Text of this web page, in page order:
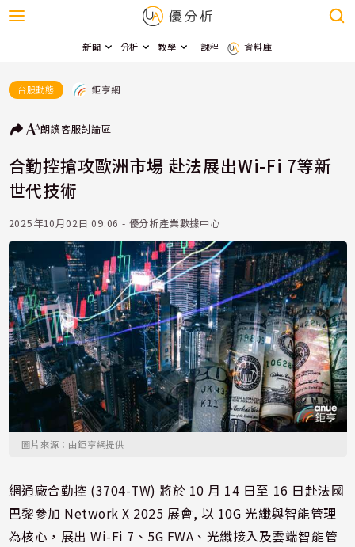
新聞 分析 教學 課程 資料庫
台股動態 鉅亨網
朗讀客服討論區
合勤控搶攻歐洲市場 赴法展出Wi-Fi 7等新
世代技術
2025年10月02日 09:06 - 優分析產業數據中心
圖片來源：由鉅亨網提供
網通廠合勤控 (3704-TW) 將於 10 月 14 日至 16 日赴法國
巴黎參加 Network X 2025 展會, 以 10G 光纖與智能管理
為核心，展出 Wi-Fi 7、5G FWA、光纖接入及雲端智能管